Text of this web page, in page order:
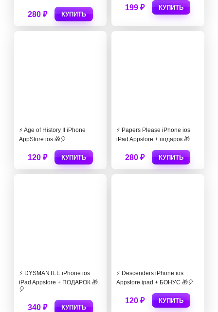
280 ₽ КУПИТЬ
199 ₽ КУПИТЬ
⚡️ Age of History II iPhone
AppStore ios 🎁🎈
120 ₽ КУПИТЬ
⚡️ Papers Please iPhone ios
iPad Appstore + подарок 🎁
280 ₽ КУПИТЬ
⚡️ DYSMANTLE iPhone ios
iPad Appstore + ПОДАРОК 🎁
🎈
340 ₽ КУПИТЬ
⚡️ Descenders iPhone ios
Appstore ipad + БОНУС 🎁🎈
120 ₽ КУПИТЬ